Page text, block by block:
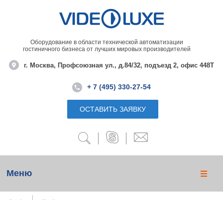
Оборудование в области технической автоматизации
гостиничного бизнеса от лучших мировых производителей
г. Москва, Профсоюзная ул., д.84/32, подъезд 2, офис 448Т
+ 7 (495) 330-27-54
ОСТАВИТЬ ЗАЯВКУ
Меню